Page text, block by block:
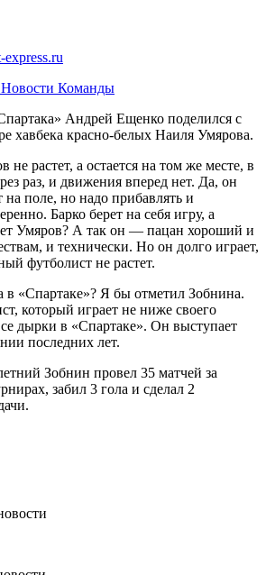
Новости Команды
Андрей Ещенко поделился с
хавбека красно-белых Наиля Умярова.
растет, а остается на том же месте, в
раз, и движения вперед нет. Да, он
на поле, но надо прибавлять и
Барко берет на себя игру, а
Умяров? А так он — пацан хороший и
и технически. Но он долго играет,
футболист не растет.
в «Спартаке»? Я бы отметил Зобнина.
который играет не ниже своего
дырки в «Спартаке». Он выступает
последних лет.
Зобнин провел 35 матчей за
забил 3 гола и сделал 2